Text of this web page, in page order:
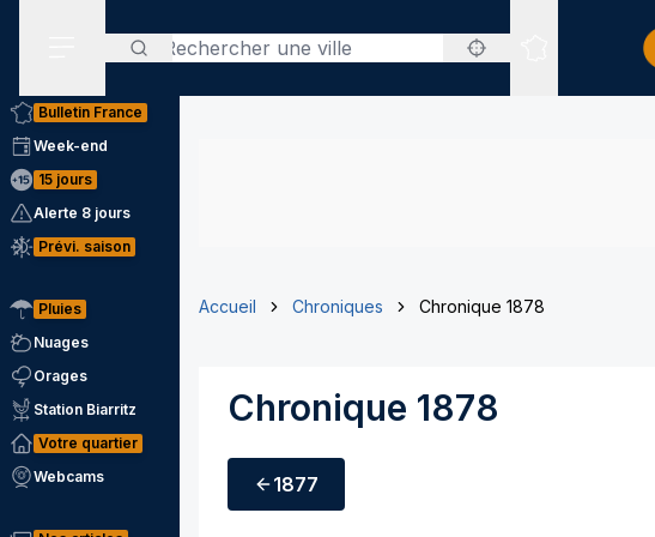
Rechercher
Sites
Bulletin France
Week-end
15 jours
Alerte 8 jours
Prévi. saison
Pluies
Nuages
Orages
Station Biarritz
Votre quartier
Webcams
Accueil Chroniques Chronique 1878
Chronique 1878
1877